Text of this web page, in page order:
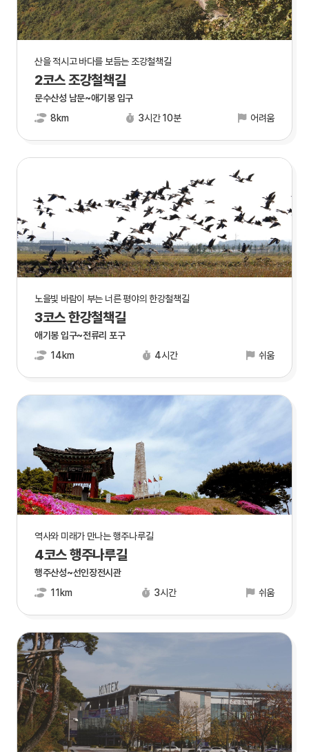
산을 적시고 바다를 보듬는 조강철책길
2코스 조강철책길
문수산성 남문~애기봉 입구
8km
3시간 10분 어려움
노을빛 바람이 부는 너른 평야의 한강철책길
3코스 한강철책길
애기봉 입구~전류리 포구
14km
4시간 쉬움
역사와 미래가 만나는 행주나루길
4코스 행주나루길
행주산성~선인장전시관
11km
3시간 쉬움